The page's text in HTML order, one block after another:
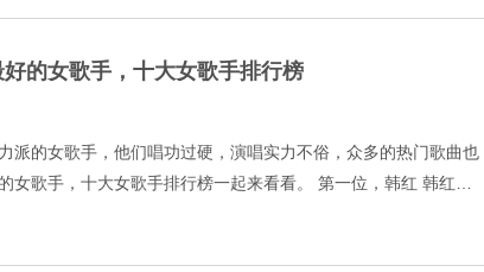
的女歌手，十大女歌手排行榜
派的女歌手，他们唱功过硬，演唱实力不俗，众多的热门歌曲也
女歌手，十大女歌手排行榜一起来看看。 第一位，韩红 韩红是
高声歌手，她的很多歌曲普通人是没法唱的，韩红在公益